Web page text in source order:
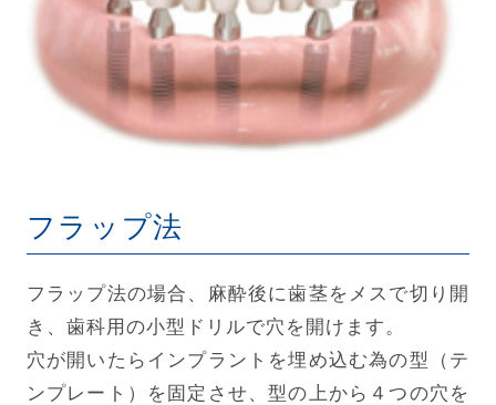
フラップ法
フラップ法の場合、麻酔後に歯茎をメスで切り開
き、歯科用の小型ドリルで穴を開けます。
穴が開いたらインプラントを埋め込む為の型（テ
ンプレート）を固定させ、型の上から４つの穴を